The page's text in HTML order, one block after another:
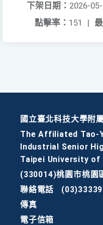
下架日期： 2026-
點擊率： 151 |
國立臺北科技大學附
The Affiliated Tao-
Industrial Senior
Taipei University of
(330014)桃園市桃園
聯絡電話
傳真
電子信箱